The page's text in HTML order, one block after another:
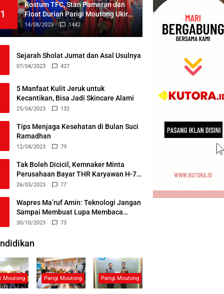
1
Kostum TFC, Stan Pameran dan
Float Durian Parigi Moutong Ukir
Prestasi di TIFF 2023
14/08/2023 1442
Sejarah Sholat Jumat dan Asal Usulnya
07/04/2023 427
5 Manfaat Kulit Jeruk untuk
Kecantikan, Bisa Jadi Skincare Alami
25/04/2023 132
Tips Menjaga Kesehatan di Bulan Suci
Ramadhan
12/04/2023 79
Tak Boleh Dicicil, Kemnaker Minta
Perusahaan Bayar THR Karyawan H-7
Lebaran
26/03/2023 77
Wapres Ma’ruf Amin: Teknologi Jangan
Sampai Membuat Lupa Membaca
Alquran
30/10/2023 73
Moutong Parigi Moutong Parigi Moutong